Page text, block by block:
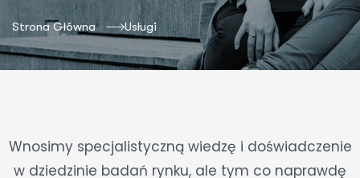
Strona Główna Usługi
Wnosimy specjalistyczną wiedzę i doświadczenie
w dziedzinie badań rynku, ale tym co naprawdę